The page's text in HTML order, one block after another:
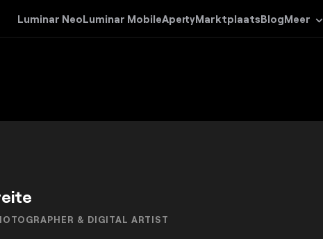
Luminar NeoLuminar MobileApertyMarktplaatsBlogMeer
& DIGITAL ARTIST